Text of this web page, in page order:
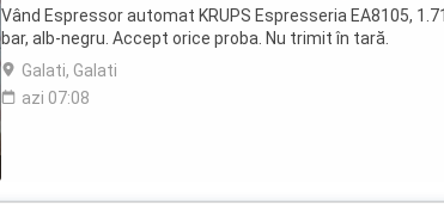
Vând Espressor automat KRUPS Espresseria EA8105,
bar, alb-negru. Accept orice proba. Nu trimit în tară.
Galati, Galati
azi 07:08